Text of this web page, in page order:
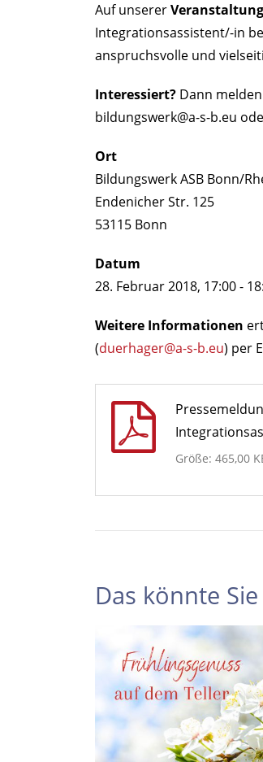
Auf unserer
Integrationsassistent/-in
anspruchsvolle und
Interessiert? Dann
bildungswerk@a-s-b.eu
Ort
Bildungswerk ASB Bonn/
Endenicher Str. 125
53115 Bonn
Datum
28. Februar 2018, 17:00 -
Weitere Informationen
(duerhager@a-s-b.eu) per
Größe: 465,00
Das könnte